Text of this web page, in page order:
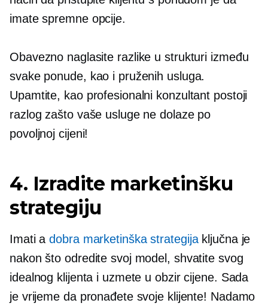
imate spremne opcije.
Obavezno naglasite razlike u strukturi između
svake ponude, kao i pruženih usluga.
Upamtite, kao profesionalni konzultant postoji
razlog zašto vaše usluge ne dolaze po
povoljnoj cijeni!
4. Izradite marketinšku
strategiju
Imati adobra marketinška strategijaključna je
nakon što odredite svoj model, shvatite svog
idealnog klijenta i uzmete u obzir cijene. Sada
je vrijeme da pronađete svoje klijente! Nadamo